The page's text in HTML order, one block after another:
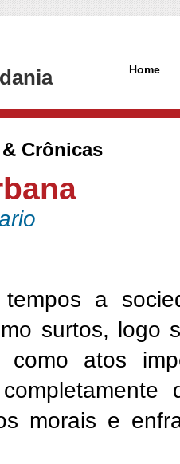
Home
Crônicas
a
surtos, logo
como atos
morais e